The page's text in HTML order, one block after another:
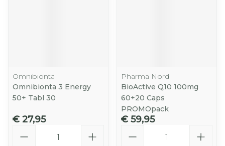
Omnibionta
Omnibionta 3 Energy
50+ Tabl 30
€ 27,95
Pharma Nord
BioActive Q10 100mg
60+20 Caps
PROMOpack
€ 59,95